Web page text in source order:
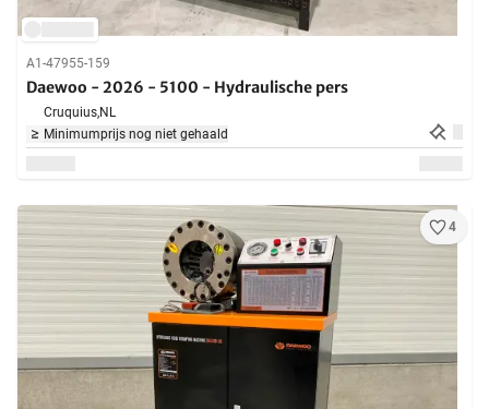
A1-47955-159
Daewoo - 2026 - 5100 - Hydraulische pers
Cruquius,NL
Minimumprijs nog niet gehaald
4